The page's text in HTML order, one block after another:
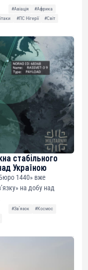
#Авіація
#Африка
#ПС Нігерії
#Світ
стабільного
Україною
1440» вже
на добу над
#Звʼязок
#Космос